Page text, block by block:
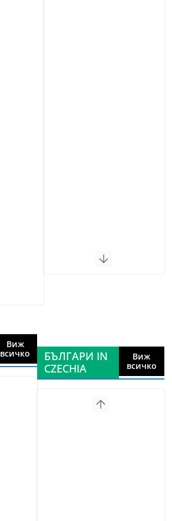
Виж
всичко
БЪЛГАРИ IN
CZECHIA
Виж
всичко